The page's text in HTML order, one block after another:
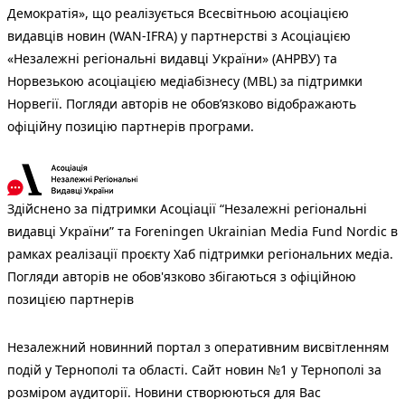
Демократія», що реалізується Всесвітньою асоціацією
видавців новин (WAN-IFRA) у партнерстві з Асоціацією
«Незалежні регіональні видавці України» (АНРВУ) та
Норвезькою асоціацією медіабізнесу (MBL) за підтримки
Норвегії. Погляди авторів не обов’язково відображають
офіційну позицію партнерів програми.
Здійснено за підтримки Асоціації “Незалежні регіональні
видавці України” та Foreningen Ukrainian Media Fund Nordic в
рамках реалізації проєкту Хаб підтримки регіональних медіа.
Погляди авторів не обов'язково збігаються з офіційною
позицією партнерів
Незалежний новинний портал з оперативним висвітленням
подій у Тернополі та області. Сайт новин №1 у Тернополі за
розміром аудиторії. Новини створюються для Вас